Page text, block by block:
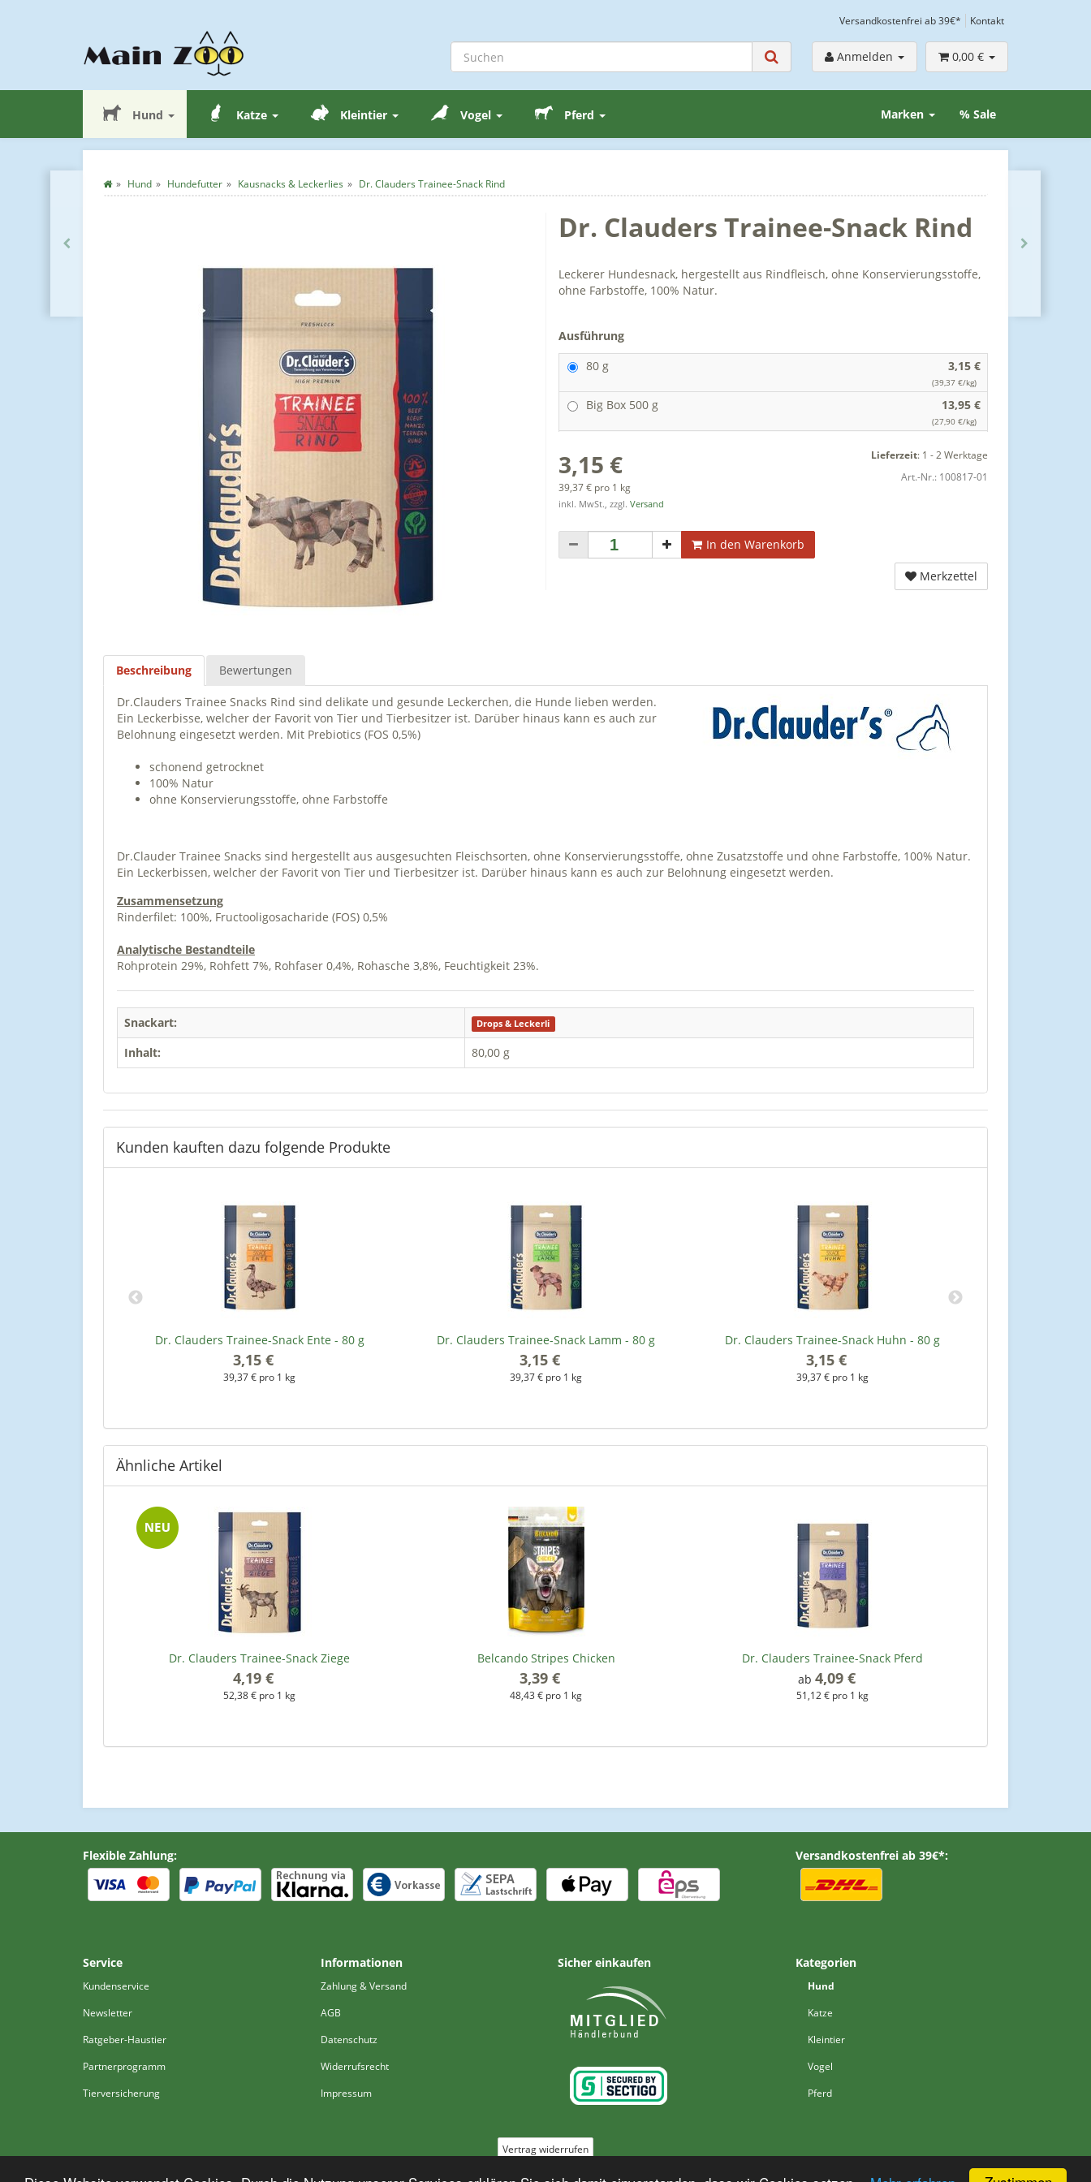
Versandkostenfrei ab 39€* Kontakt
Anmelden 0,00 €
Hund Katze Kleintier Vogel Pferd % Sale
Marken
Hund Hundefutter Kausnacks & Leckerlies Dr. Clauders Trainee-Snack Rind
Dr. Clauders Trainee-Snack Rind
Leckerer Hundesnack, hergestellt aus Rindfleisch, ohne Konservierungsstoffe,
ohne Farbstoffe, 100% Natur.
Ausführung
80 g
3,15 €
(39,37 €/kg)
Big Box 500 g 13,95 €
(27,90 €/kg)
3,15 €
39,37 € pro 1 kg
inkl. MwSt., zzgl. Versand
Lieferzeit: 1 - 2 Werktage
Art.-Nr.: 100817-01
In den Warenkorb
Merkzettel
Beschreibung Bewertungen
Dr.Clauders Trainee Snacks Rind sind delikate und gesunde Leckerchen, die Hunde lieben werden.
Ein Leckerbisse, welcher der Favorit von Tier und Tierbesitzer ist. Darüber hinaus kann es auch zur
Belohnung eingesetzt werden. Mit Prebiotics (FOS 0,5%)
schonend getrocknet
100% Natur
ohne Konservierungsstoffe, ohne Farbstoffe
Dr.Clauder Trainee Snacks sind hergestellt aus ausgesuchten Fleischsorten, ohne Konservierungsstoffe, ohne Zusatzstoffe und ohne Farbstoffe, 100% Natur.
Ein Leckerbissen, welcher der Favorit von Tier und Tierbesitzer ist. Darüber hinaus kann es auch zur Belohnung eingesetzt werden.
Zusammensetzung
Rinderfilet: 100%, Fructooligosacharide (FOS) 0,5%
Analytische Bestandteile
Rohprotein 29%, Rohfett 7%, Rohfaser 0,4%, Rohasche 3,8%, Feuchtigkeit 23%.
Snackart: Drops & Leckerli
Inhalt: 80,00 g
Kunden kauften dazu folgende Produkte
Dr. Clauders Trainee-Snack Ente - 80 g
3,15 €
39,37 € pro 1 kg
Dr. Clauders Trainee-Snack Lamm - 80 g
3,15 €
39,37 € pro 1 kg
Dr. Clauders Trainee-Snack Huhn - 80 g
3,15 €
39,37 € pro 1 kg
Ähnliche Artikel
Dr. Clauders Trainee-Snack Ziege
4,19 €
52,38 € pro 1 kg
Belcando Stripes Chicken
3,39 €
48,43 € pro 1 kg
Dr. Clauders Trainee-Snack Pferd
ab 4,09 €
51,12 € pro 1 kg
Flexible Zahlung: Versandkostenfrei ab 39€*:
Service
Kundenservice
Newsletter
Ratgeber-Haustier
Partnerprogramm
Tierversicherung
Informationen
Zahlung & Versand
AGB
Datenschutz
Widerrufsrecht
Impressum
Sicher einkaufen Kategorien
Hund
Katze
Kleintier
Vogel
Pferd
Vertrag widerrufen